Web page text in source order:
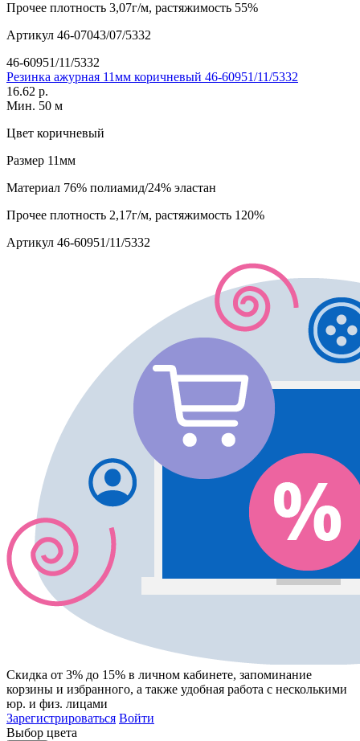
Прочее плотность 3,07г/м, растяжимость 55%
Артикул 46-07043/07/5332
46-60951/11/5332
Резинка ажурная 11мм коричневый 46-60951/11/5332
16.62 р.
Мин. 50 м
Цвет коричневый
Размер 11мм
Материал 76% полиамид/24% эластан
Прочее плотность 2,17г/м, растяжимость 120%
Артикул 46-60951/11/5332
Скидка от 3% до 15% в личном кабинете, запоминание
корзины и избранного, а также удобная работа с несколькими
юр. и физ. лицами
Зарегистрироваться Войти
Выбор цвета